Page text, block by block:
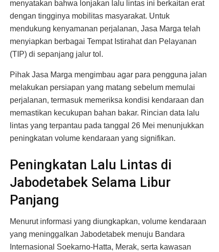
menyatakan bahwa lonjakan lalu lintas ini berkaitan erat
dengan tingginya mobilitas masyarakat. Untuk
mendukung kenyamanan perjalanan, Jasa Marga telah
menyiapkan berbagai Tempat Istirahat dan Pelayanan
(TIP) di sepanjang jalur tol.
Pihak Jasa Marga mengimbau agar para pengguna jalan
melakukan persiapan yang matang sebelum memulai
perjalanan, termasuk memeriksa kondisi kendaraan dan
memastikan kecukupan bahan bakar. Rincian data lalu
lintas yang terpantau pada tanggal 26 Mei menunjukkan
peningkatan volume kendaraan yang signifikan.
Peningkatan Lalu Lintas di
Jabodetabek Selama Libur
Panjang
Menurut informasi yang diungkapkan, volume kendaraan
yang meninggalkan Jabodetabek menuju Bandara
Internasional Soekarno-Hatta, Merak, serta kawasan